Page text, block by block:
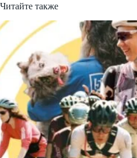
Читайте также